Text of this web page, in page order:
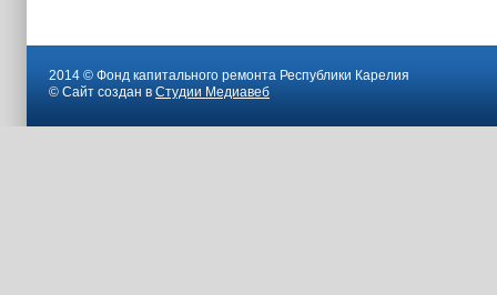
2014 © Фонд капитального ремонта Республики Карелия
© Сайт создан в Студии Медиавеб